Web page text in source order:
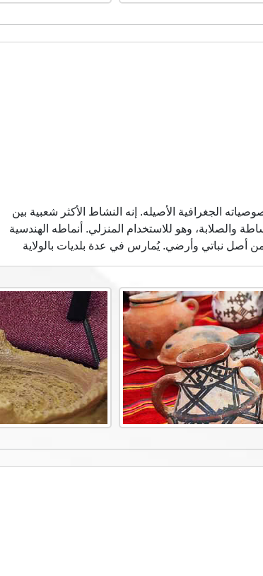
الجغرافية الأصيله. إنه النشاط الأكثر شعبية بين
والصلابة، وهو للاستخدام المنزلي. أنماطه الهندسية
من أصل نباتي وأرضي. يُمارس في عدة بلديات بالولاية